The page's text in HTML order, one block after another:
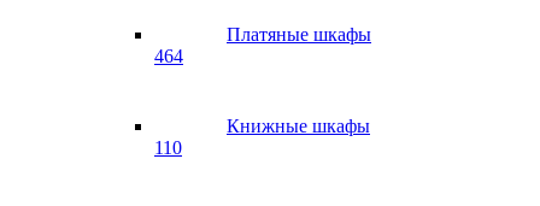
Платяные шкафы
464
Книжные шкафы
110